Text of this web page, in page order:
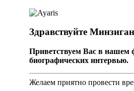
Здравствуйте
Приветствуем Вас в нашем
биографических интервью.
Желаем приятно провести